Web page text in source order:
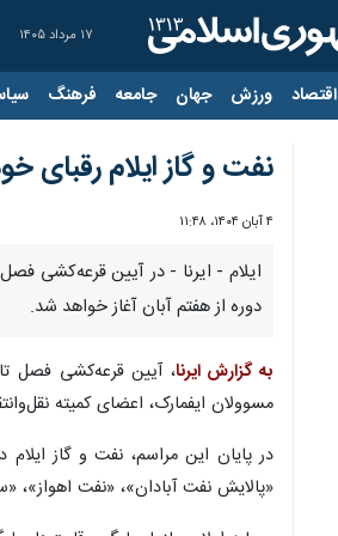
۱۷ مرداد ۱۴۰۵
اقتصاد ورزش جهان جامعه فرهنگ
نفت و گاز ایلام رقبای
۴ آبان ۱۴۰۴، ۱۱:۴۸